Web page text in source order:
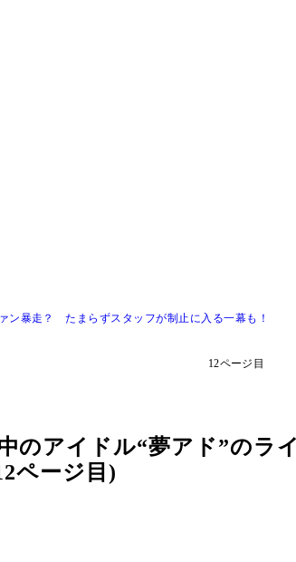
ン暴走？ たまらずスタッフが制止に入る一幕も！
12ページ目
中のアイドル“夢アド”の
ページ目)